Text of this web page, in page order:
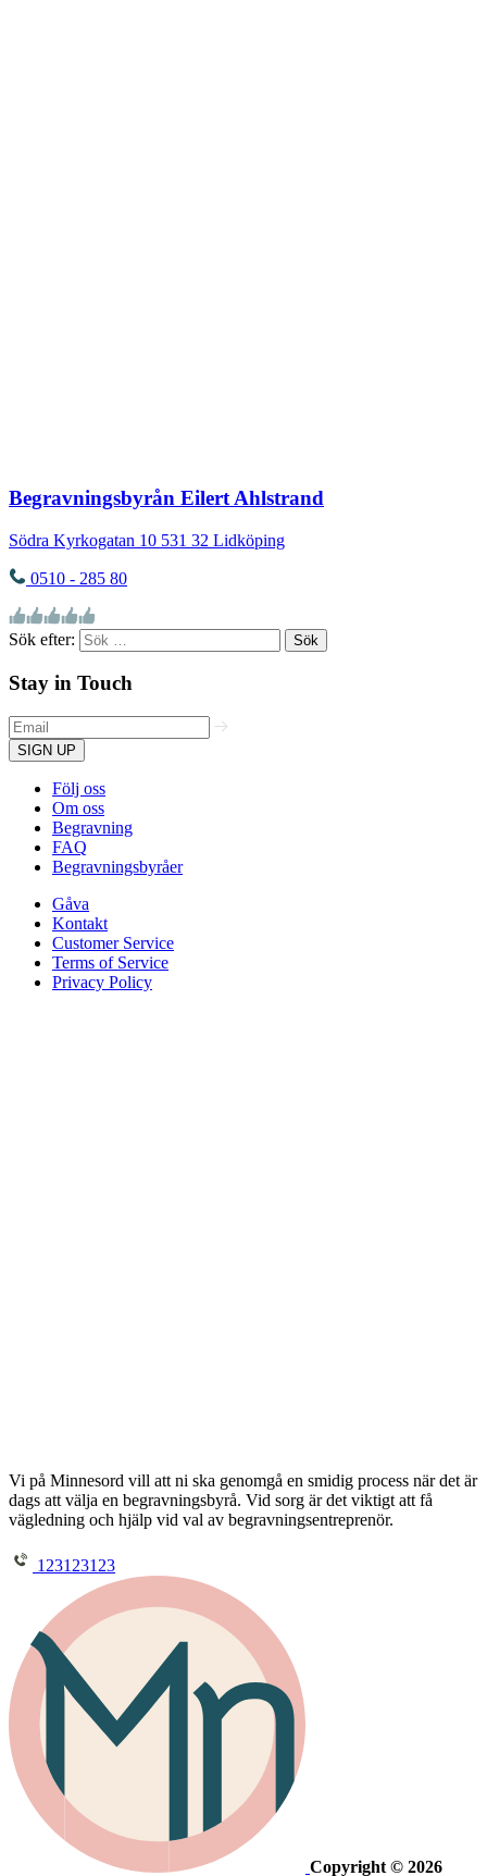
Begravningsbyrån Eilert Ahlstrand
Södra Kyrkogatan 10 531 32 Lidköping
0510 - 285 80
Sök efter:
Stay in Touch
SIGN UP
Följ oss
Om oss
Begravning
FAQ
Begravningsbyråer
Gåva
Kontakt
Customer Service
Terms of Service
Privacy Policy
Vi på Minnesord vill att ni ska genomgå en smidig process när det är
dags att välja en begravningsbyrå. Vid sorg är det viktigt att få
vägledning och hjälp vid val av begravningsentreprenör.
123123123
Copyright © 2026